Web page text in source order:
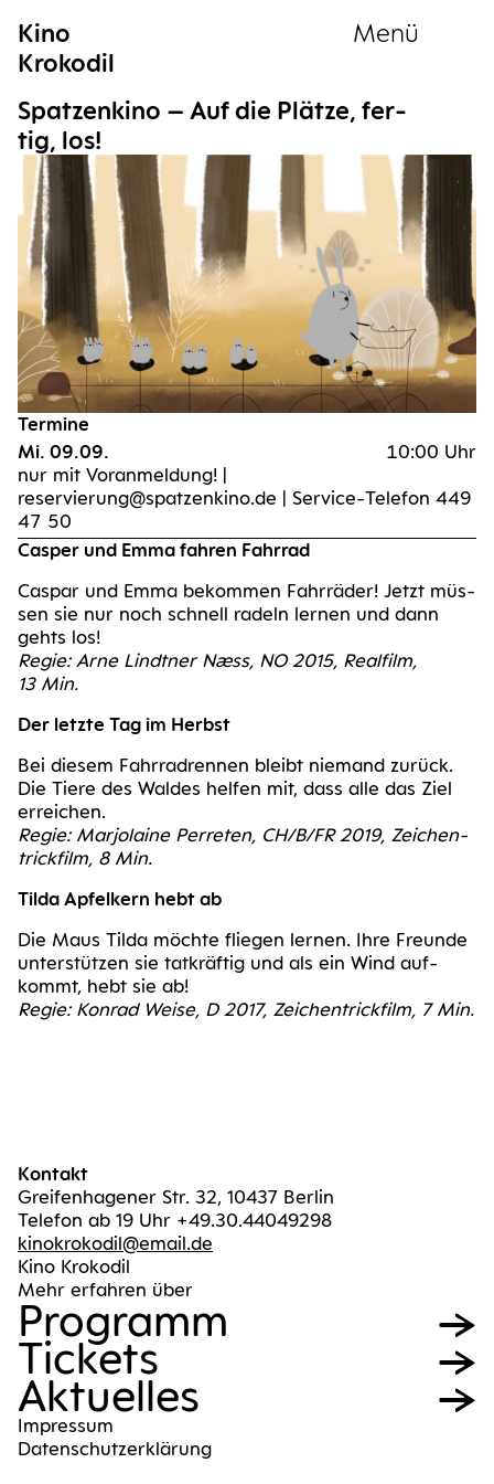
Kino
Krokodil
Menü
Spat­zen­ki­no – Auf die Plät­ze, fer­
tig, los!
Termine
Mi. 09.09.
10:00 Uhr
nur mit Voranmeldung! |
reservierung@spatzenkino.de | Service-Telefon 449
47 50
Casper und Emma fah­ren Fahrrad
Cas­par und Emma bekom­men Fahr­rä­der! Jetzt müs­
sen sie nur noch schnell radeln ler­nen und dann
gehts los!
Regie: Arne Lindt­ner Næss, NO 2015, Real­film,
13 Min.
Der letz­te Tag im Herbst
Bei die­sem Fahr­rad­ren­nen bleibt nie­mand zurück.
Die Tie­re des Wal­des hel­fen mit, dass alle das Ziel
errei­chen.
Regie: Mar­jo­lai­ne Per­re­ten, CH/B/FR 2019, Zei­chen­
trick­film, 8 Min.
Til­da Apfel­kern hebt ab
Die Maus Til­da möch­te flie­gen ler­nen. Ihre Freun­de
unter­stüt­zen sie tat­kräf­tig und als ein Wind auf­
kommt, hebt sie ab!
Regie: Kon­rad Wei­se, D 2017, Zei­chen­trick­film, 7 Min.
Kontakt
Greifenhagener Str. 32, 10437 Berlin
Telefon ab 19 Uhr +49.30.44049298
kinokrokodil@email.de
Kino Krokodil
Mehr erfahren über
Pro­gramm
Tickets
Aktu­el­les
Impres­sum
Daten­schutz­er­klä­rung